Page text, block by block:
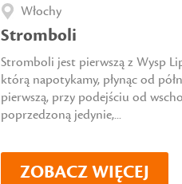
Włochy
Stromboli
Stromboli jest pierwszą z Wysp
którą napotykamy, płynąc od
pierwszą, przy podejściu od
poprzedzoną jedynie,...
ZOBACZ WIĘCEJ